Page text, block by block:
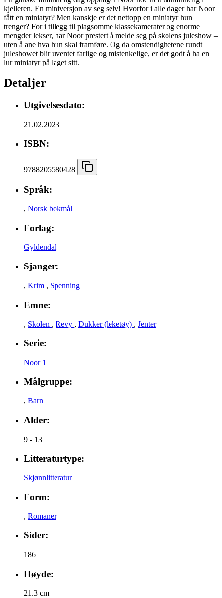
kjelleren. En miniversjon av seg selv! Hvorfor i alle dager har Noor
fått en miniatyr? Men kanskje er det nettopp en miniatyr hun
trenger? For i tillegg til plagsomme klassekamerater og enorme
mengder lekser, har Noor prestert å melde seg på skolens juleshow –
uten å ane hva hun skal framføre. Og da omstendighetene rundt
juleshowet blir uventet farlige og mistenkelige, er det godt å ha en
lur miniatyr på laget sitt.
Detaljer
Utgivelsesdato:
21.02.2023
ISBN:
9788205580428
Språk:
, Norsk bokmål
Forlag:
Gyldendal
Sjanger:
, Krim , Spenning
Emne:
, Skolen , Revy , Dukker (leketøy) , Jenter
Serie:
Noor 1
Målgruppe:
, Barn
Alder:
9 - 13
Litteraturtype:
Skjønnlitteratur
Form:
, Romaner
Sider:
186
Høyde:
21.3 cm